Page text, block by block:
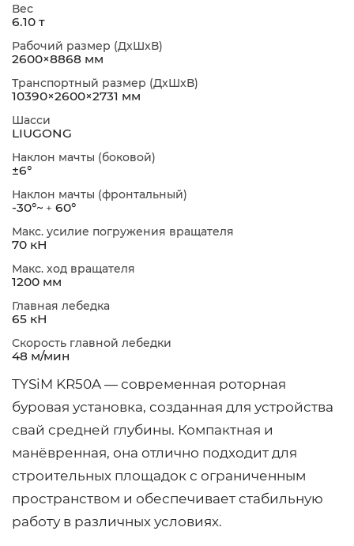
Вес
6.10 т
Рабочий размер (ДxШxВ)
2600×8868 мм
Транспортный размер (ДxШxВ)
10390×2600×2731 мм
Шасси
LIUGONG
Наклон мачты (боковой)
±6°
Наклон мачты (фронтальный)
-30°~﹢60°
Макс. усилие погружения вращателя
70 кН
Макс. ход вращателя
1200 мм
Главная лебедка
65 кН
Скорость главной лебедки
48 м/мин
TYSiM KR50A — современная роторная
буровая установка, созданная для устройства
свай средней глубины. Компактная и
манёвренная, она отлично подходит для
строительных площадок с ограниченным
пространством и обеспечивает стабильную
работу в различных условиях.